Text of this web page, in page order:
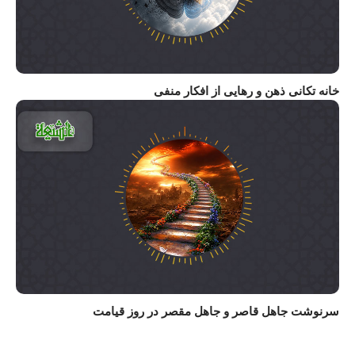
خانه تکانی ذهن و رهایی از افکار منفی
سرنوشت جاهل قاصر و جاهل مقصر در روز قیامت